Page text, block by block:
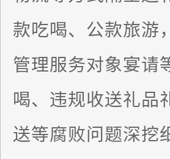
款吃喝、公款旅游
管理服务对象宴请
喝、违规收送礼品
送等腐败问题深挖